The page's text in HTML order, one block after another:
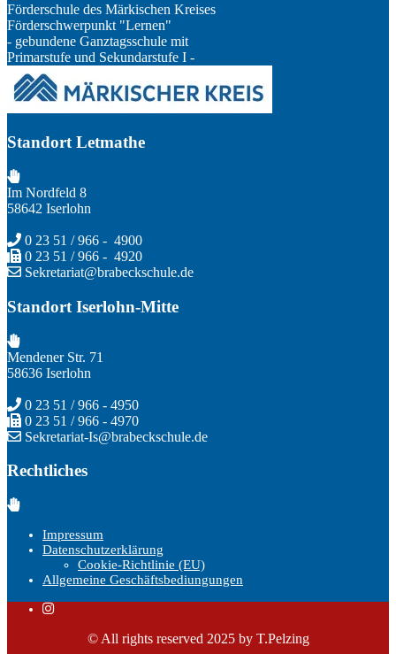
Förderschule des Märkischen Kreises
Förderschwerpunkt "Lernen"
- gebundene Ganztagsschule mit
Primarstufe und Sekundarstufe I -
Standort Letmathe
Im Nordfeld 8
58642 Iserlohn
0 23 51 / 966 - 4900
0 23 51 / 966 - 4920
Sekretariat@brabeckschule.de
Standort Iserlohn-Mitte
Mendener Str. 71
58636 Iserlohn
0 23 51 / 966 - 4950
0 23 51 / 966 - 4970
Sekretariat-Is@brabeckschule.de
Rechtliches
Impressum
Datenschutzerklärung
Cookie-Richtlinie (EU)
Allgemeine Geschäftsbediungungen
© All rights reserved 2025 by T.Pelzing